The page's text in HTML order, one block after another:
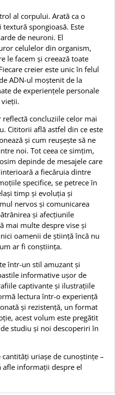
al corpului. Arată ca o
spongioasă. Este
de neuroni. El
celulelor din organism,
le facem și creează toate
creier este unic în felul
ADN-ul moștenit de la
de experiențele personale
reflectă concluziile celor mai
Cititorii află astfel din ce este
și cum reușește să ne
noi. Tot ceea ce simțim,
depinde de mesajele care
a fiecăruia dintre
specifice, se petrece în
timp și evoluția și
nervos și comunicarea
și afecțiunile
mai multe despre vise și
oamenii de știință încă nu
ar fi conștiința.
într-un stil amuzant și
informative ușor de
captivante și ilustrațiile
lectura într-o experiență
și rezistență, un format
acest volum este pregătit
studiu și noi descoperiri în
cantități uriașe de cunoștințe –
afle informații despre el